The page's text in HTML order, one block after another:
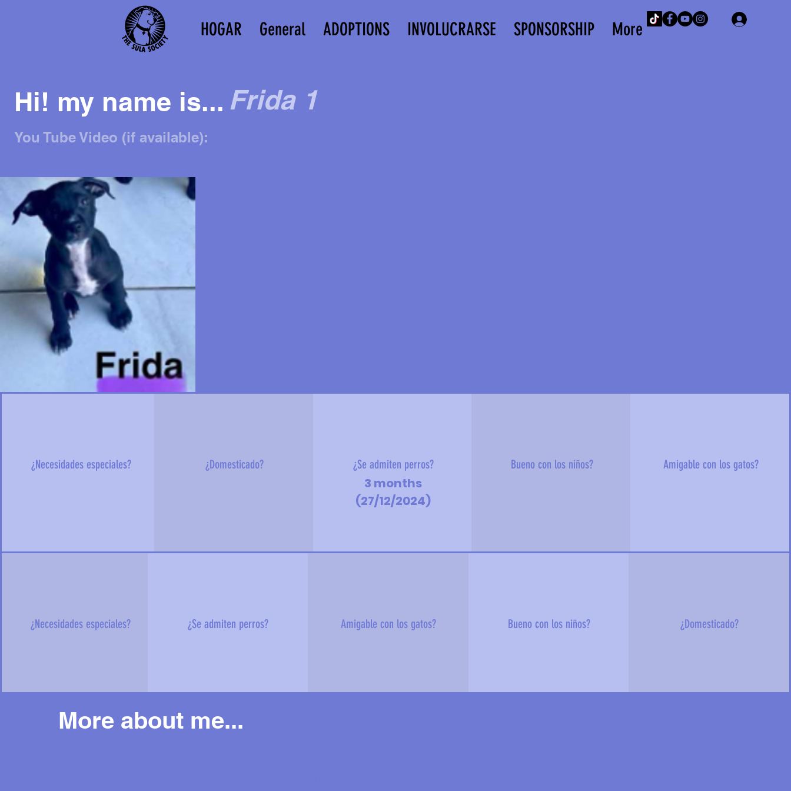
HOGAR General ADOPTIONS INVOLUCRARSE SPONSORSHIP More
Hi! my name is... Frida 1
You Tube Video (if available):
¿Necesidades especiales? ¿Domesticado? ¿Se admiten perros?
3 months
(27/12/2024)
Bueno con los niños? Amigable con los gatos?
¿Necesidades especiales? ¿Se admiten perros? Amigable con los gatos? Bueno con los niños? ¿Domesticado?
More about me...